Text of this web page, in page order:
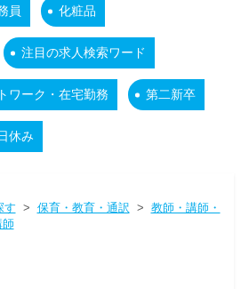
員 化粧品
注目の求人検索ワード
ワーク・在宅勤務 第二新卒
休み
す > 保育・教育・通訳 > 教師・講師・
師